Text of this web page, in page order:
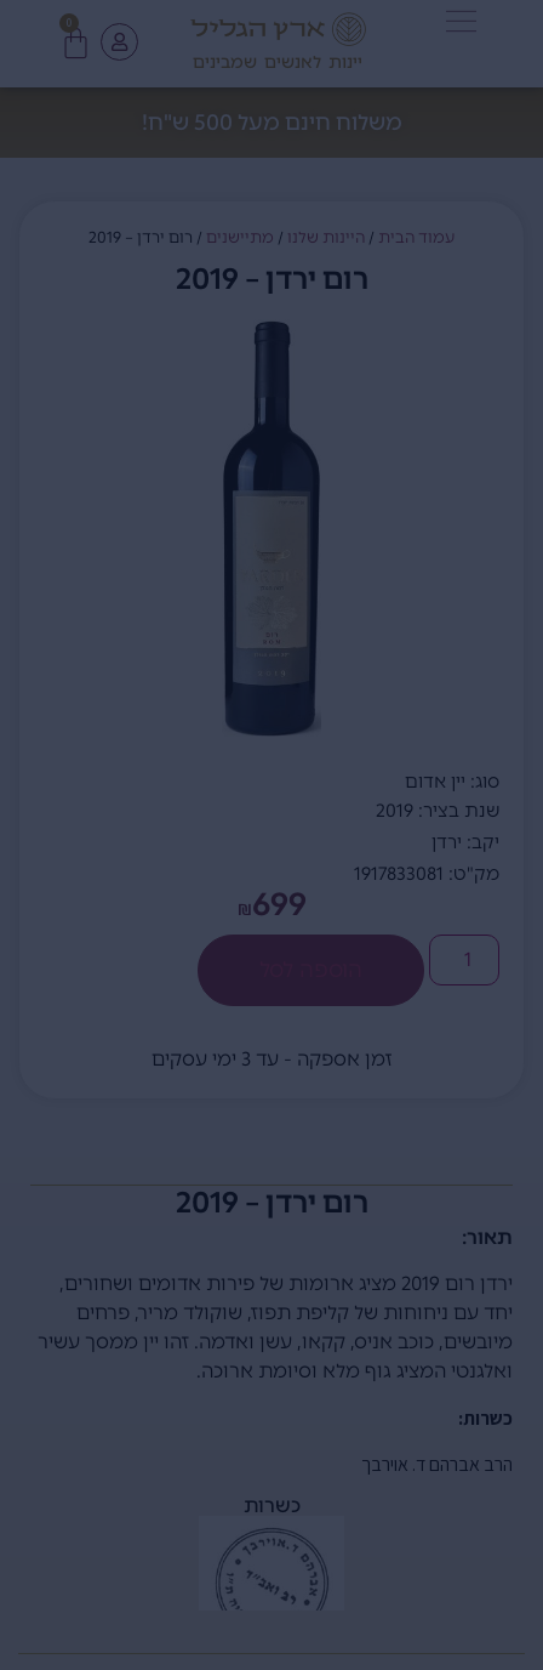
יינות לאנשים שמבינים
0
משלוח חינם מעל 500 ש"ח!
עמוד הבית / היינות שלנו / מתיישנים / רום ירדן – 2019
רום ירדן – 2019
סוג: יין אדום
שנת בציר: 2019
יקב: ירדן
מק"ט: 1917833081
₪699
זמן אספקה - עד 3 ימי עסקים
רום ירדן – 2019
תאור:
ירדן רום 2019 מציג ארומות של פירות אדומים ושחורים,
יחד עם ניחוחות של קליפת תפוז, שוקולד מריר, פרחים
מיובשים, כוכב אניס, קקאו, עשן ואדמה. זהו יין ממסך עשיר
ואלגנטי המציג גוף מלא וסיומת ארוכה.
כשרות:
הרב אברהם ד. אוירבך
כשרות